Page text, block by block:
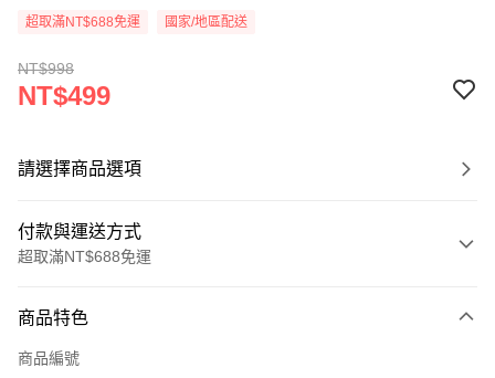
超取滿NT$688免運 國家/地區配送
NT$998
NT$499
請選擇商品選項
付款與運送方式
超取滿NT$688免運
信用卡一次付款
超商取貨付款
商品特色
商品編號